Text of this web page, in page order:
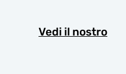
Vedi il nostro